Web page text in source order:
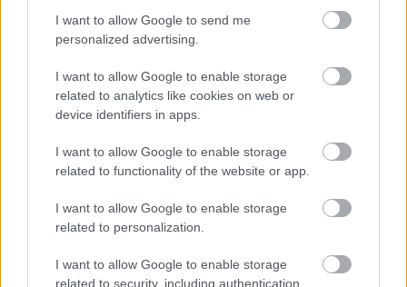
I want to allow Google to send me
personalized advertising.
I want to allow Google to enable storage
related to analytics like cookies on web or
device identifiers in apps.
I want to allow Google to enable storage
related to functionality of the website or app.
I want to allow Google to enable storage
related to personalization.
I want to allow Google to enable storage
related to security, including authentication
hogy a magyar közvélemény tájékozott lehessen a
rá tartozó lényeges ügyekben. Szerencsére az
elmúlt években számos kiváló magyar újságíró
munkájának köszönhetően nagyon sok részletet
megismerhettünk az Orbán család üzleteiről,
ezekre is építhettünk a film elkészítésekor. Ha a
filmben bemutatott tényeket bárki tényekkel
cáfolni tudja, forduljon hozzánk, etikai elveinknek
megfelelően helyt fogunk adni a
hangsúlyozva: a Magyar Nemzet állításaiból